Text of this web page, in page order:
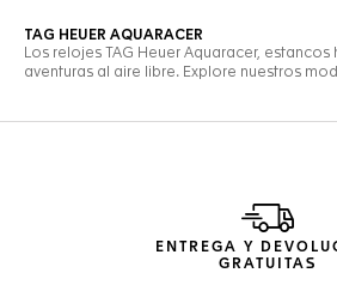
ENTREGA Y
GRATUITAS